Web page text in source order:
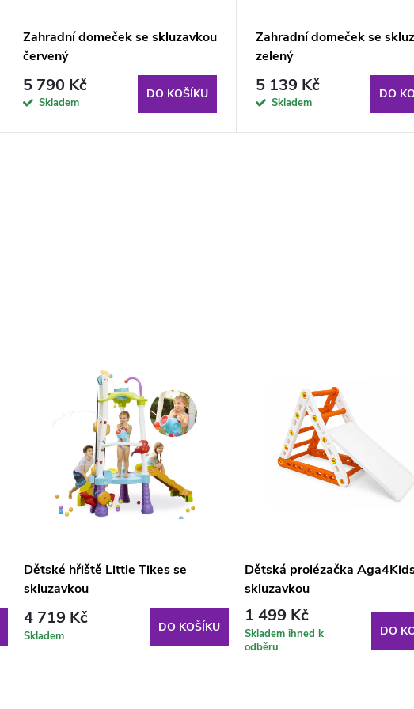
Zahradní domeček se skluzavkou
červený
5 790 Kč
Skladem
DO KOŠÍKU
Zahradní domeček se
zelený
5 139 Kč
Skladem
DO
Dětské hřiště Little Tikes se
skluzavkou
4 719 Kč
Skladem
DO KOŠÍKU
Dětská prolézačka
skluzavkou
1 499 Kč
Skladem ihned k
odběru
DO